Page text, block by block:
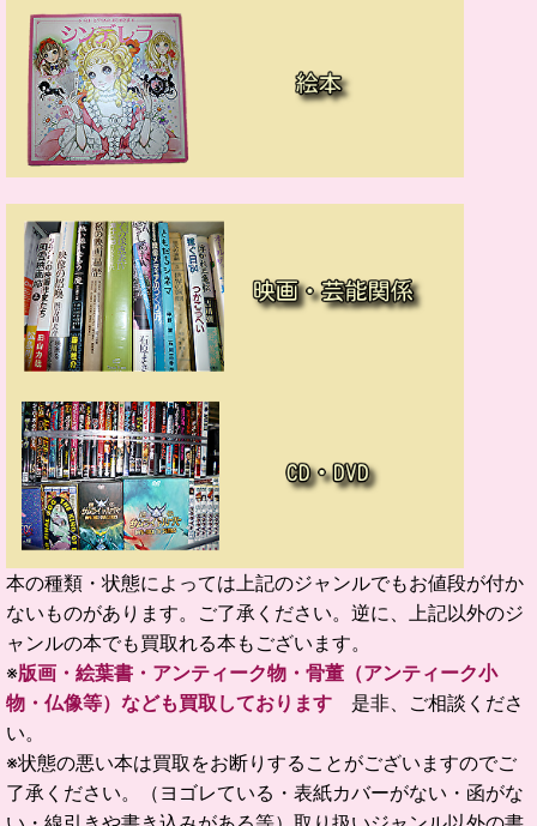
本の種類・状態によっては上記のジャンルでもお値段が付か
ないものがあります。ご了承ください。逆に、上記以外のジ
ャンルの本でも買取れる本もございます。
※版画・絵葉書・アンティーク物・骨董（アンティーク小
物・仏像等）なども買取しております 是非、ご相談くださ
い。
※状態の悪い本は買取をお断りすることがございますのでご
了承ください。（ヨゴレている・表紙カバーがない・函がな